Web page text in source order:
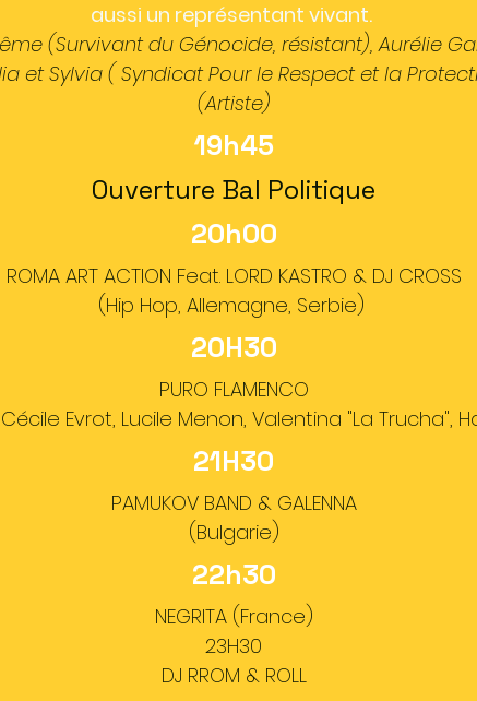
aussi un représentant vivant.
(Survivant du Génocide, résistant), Aurélie
et Sylvia ( Syndicat Pour le Respect et la
(Artiste)
19h45
Ouverture Bal Politique
20h00
ROMA ART ACTION Feat. LORD KASTRO & DJ CROSS
(Hip Hop, Allemagne, Serbie)
20H30
PURO FLAMENCO
Evrot, Lucile Menon, Valentina "La Trucha",
21H30
PAMUKOV BAND & GALENNA
(Bulgarie)
22h30
NEGRITA (France)
23H30
DJ RROM & ROLL